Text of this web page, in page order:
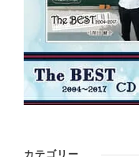
カテゴリー